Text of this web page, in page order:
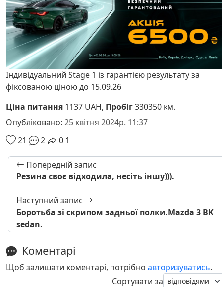
Індивідуальний Stage 1 із гарантією результату за
фіксованою ціною до 15.09.26
Ціна питання 1137 UAH, Пробіг330350 км.
Опубліковано: 25 квітня 2024р. 11:37
21
2 0 1
Попередній запис
Резина своє відходила, несіть іншу))).
Наступний запис
Боротьба зі скрипом задньої полки.Mazda 3 BK
sedan.
Коментарі
Щоб залишати коментарі, потрібно авторизуватись.
Сортувати за